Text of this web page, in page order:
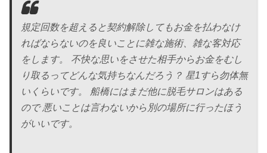
規定回数を超えると契約解除してもお金を払わなけ
ればならないのを良いことに雑な施術、雑な客対応
をします。 不快な思いをさせた相手からお金をむし
り取るってどんな気持ちなんだろう？ 星1すら勿体無
いくらいです。 船橋にはまだ他に脱毛サロンはある
ので 悪いことは言わないから別の場所に行ったほう
がいいです。